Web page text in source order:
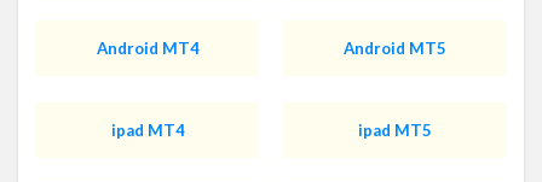
Android MT4 Android MT5
ipad MT4 ipad MT5